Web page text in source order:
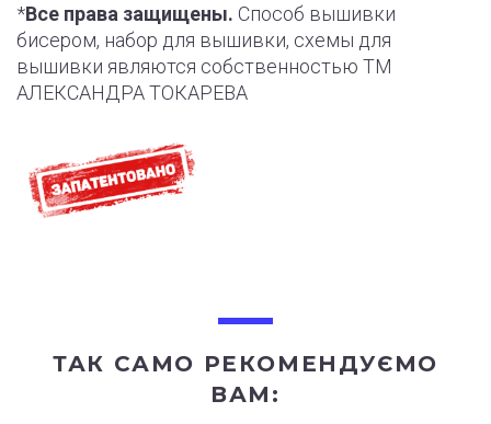
*Все права защищены. Способ вышивки
бисером, набор для вышивки, схемы для
вышивки являются собственностью ТМ
АЛЕКСАНДРА ТОКАРЕВА
ТАК САМО РЕКОМЕНДУЄМО
ВАМ: